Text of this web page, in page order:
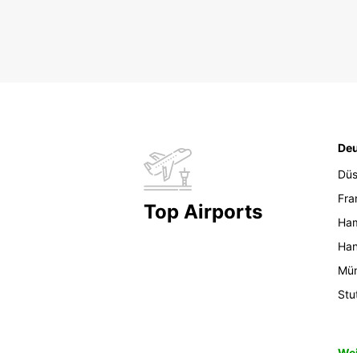
Top Airports